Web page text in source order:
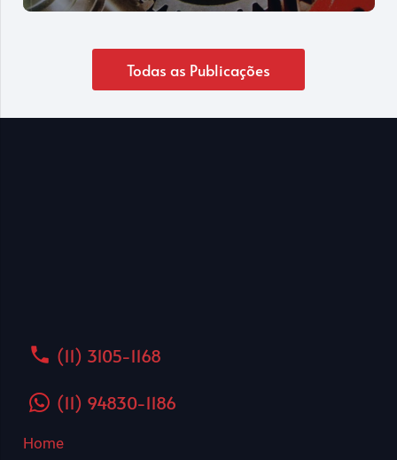
Todas as Publicações
phone (11) 3105-1168
(11) 94830-1186
Home